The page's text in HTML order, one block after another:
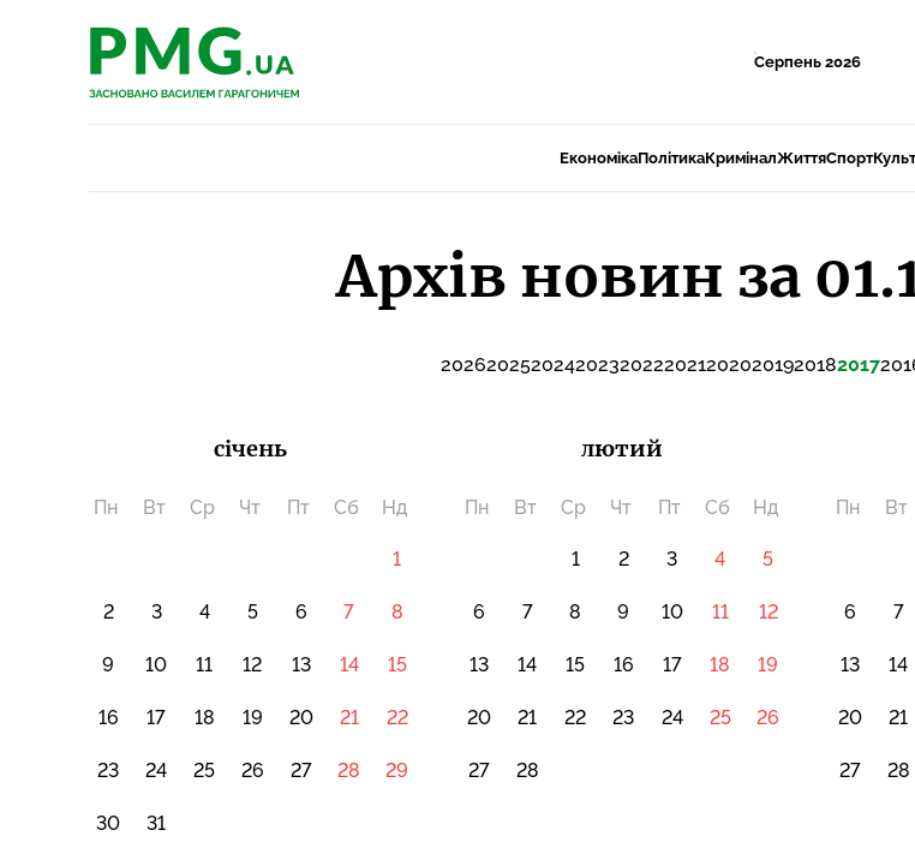
PMG.ua
Серпень 2026
PMG.ua
ЕкономікаПолітикаКриміналЖиттяСпорт
Архів новин за
2026202520242023202220212020201920182017
січень
Пн Вт Ср Чт Пт Сб Нд
1
2 3 4 5 6 7 8
9 10 11 12 13 14 15
16 17 18 19 20 21 22
23 24 25 26 27 28 29
30 31
лютий
Пн Вт Ср Чт Пт Сб Нд
1 2 3 4 5
6 7 8 9 10 11 12
13 14 15 16 17 18 19
20 21 22 23 24 25 26
27 28
Пн Вт
6 7
13 14
20 21
27 28